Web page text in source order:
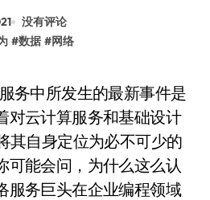
没有评论
#数据 #网络
对云计算服务和基础设计
其自身定位为必不可少的
可能会问，为什么这么认
服务巨头在企业编程领域